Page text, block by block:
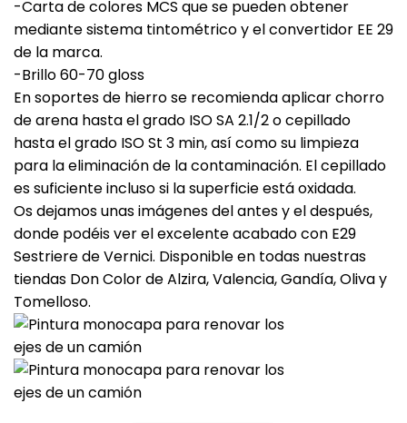
-Carta de colores MCS que se pueden obtener
mediante sistema tintométrico y el convertidor EE 29
de la marca.
-Brillo 60-70 gloss
En soportes de hierro se recomienda aplicar chorro
de arena hasta el grado ISO SA 2.1/2 o cepillado
hasta el grado ISO St 3 min, así como su limpieza
para la eliminación de la contaminación. El cepillado
es suficiente incluso si la superficie está oxidada.
Os dejamos unas imágenes del antes y el después,
donde podéis ver el excelente acabado con E29
Sestriere de Vernici. Disponible en todas nuestras
tiendas Don Color de Alzira, Valencia, Gandía, Oliva y
Tomelloso.